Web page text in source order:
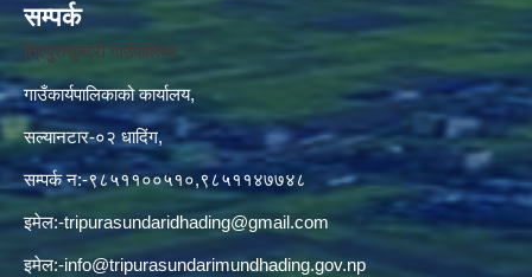
सम्पर्क
त्रिपुरासुन्दरी गाउँपालिका ,
गाउँकार्यपालिकाको कार्यालय,
सल्यानटार-०२ धादिंग,
सम्पर्क न:-९८५११००५१०,९८५११४७७४८
इमेल:-tripurasundaridhading@gmail.com
इमेल:-info@tripurasundarimundhading.gov.np